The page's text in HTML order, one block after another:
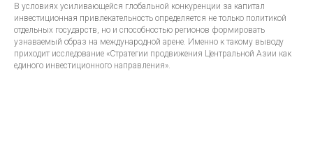
В условиях усиливающейся глобальной конкуренции за капитал
инвестиционная привлекательность определяется не только политикой
отдельных государств, но и способностью регионов формировать
узнаваемый образ на международной арене. Именно к такому выводу
приходит исследование «Стратегии продвижения Центральной Азии как
единого инвестиционного направления».